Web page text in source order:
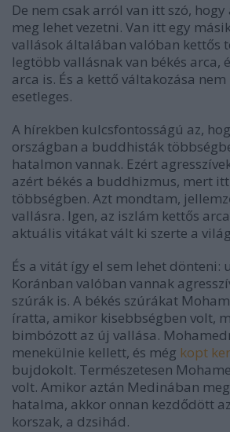
De nem csak arról van itt szó,
meg lehet vezetni. Van itt egy
vallások általában valóban kettős
legtöbb vallásnak van békés arca,
arca is. És a kettő váltakozása
esetleges.
A hírekben kulcsfontosságú az,
országban a buddhisták
hatalmon vannak. Ezért
azért békés a buddhizmus, mert
többségben. Azt mondtam,
vallásra. Igen, az iszlám kettős arca
aktuális vitákat vált ki szerte a
És a vitát így el sem lehet dönteni:
Koránban valóban vannak
szúrák is. A békés szúrákat
íratta, amikor kisebbségben volt,
bimbózott az új vallása.
menekülnie kellett, és még kopt
bujdokolt. Természetesen
volt. Amikor aztán Medinában
hatalma, akkor onnan kezdődött
korszak, a dzsihád.